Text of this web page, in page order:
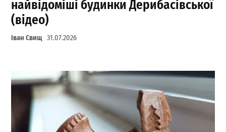
найвідоміші будинки Дерибасівської
(відео)
Іван Свищ 31.07.2026